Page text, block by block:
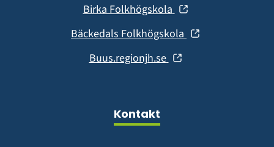
nytt
fönster)
Birka Folkhögskola (öppnas
nytt
fönster)
Bäckedals Folkhögskola (öppnas
Buus.regionjh.se (öppnas
Kontakt